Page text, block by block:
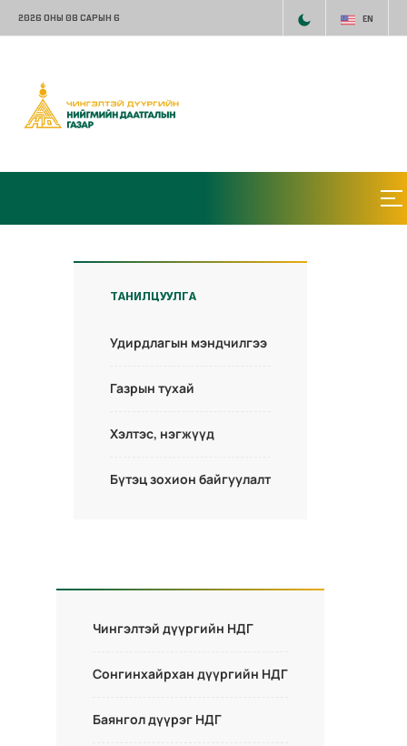
2026 ОНЫ 08 САРЫН 6 EN
ТАНИЛЦУУЛГА
Удирдлагын мэндчилгээ
Газрын тухай
Хэлтэс, нэгжүүд
Бүтэц зохион байгуулалт
Чингэлтэй дүүргийн НДГ
Сонгинхайрхан дүүргийн НДГ
Баянгол дүүрэг НДГ